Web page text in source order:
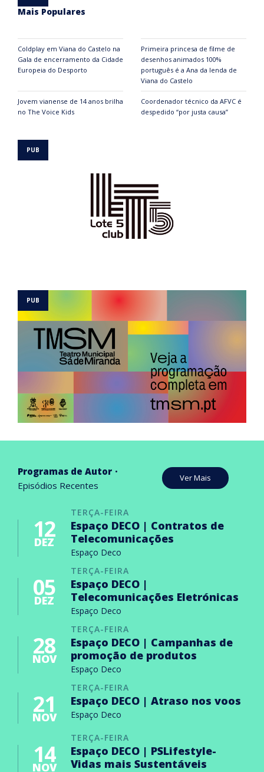
Mais Populares
Coldplay em Viana do Castelo na
Gala de encerramento da Cidade
Europeia do Desporto
Primeira princesa de filme de
desenhos animados 100%
português é a Ana da lenda de
Viana do Castelo
Jovem vianense de 14 anos brilha
no The Voice Kids
Coordenador técnico da AFVC é
despedido “por justa causa”
Programas de Autor
Episódios Recentes
Ver Mais
TERÇA-FEIRA
12
DEZ
Espaço DECO | Contratos de
Telecomunicações
Espaço Deco
TERÇA-FEIRA
05
DEZ
Espaço DECO |
Telecomunicações Eletrónicas
Espaço Deco
TERÇA-FEIRA
28
NOV
Espaço DECO | Campanhas de
promoção de produtos
Espaço Deco
TERÇA-FEIRA
21
NOV
Espaço DECO | Atraso nos voos
Espaço Deco
TERÇA-FEIRA
14
NOV
Espaço DECO | PSLifestyle-
Vidas mais Sustentáveis